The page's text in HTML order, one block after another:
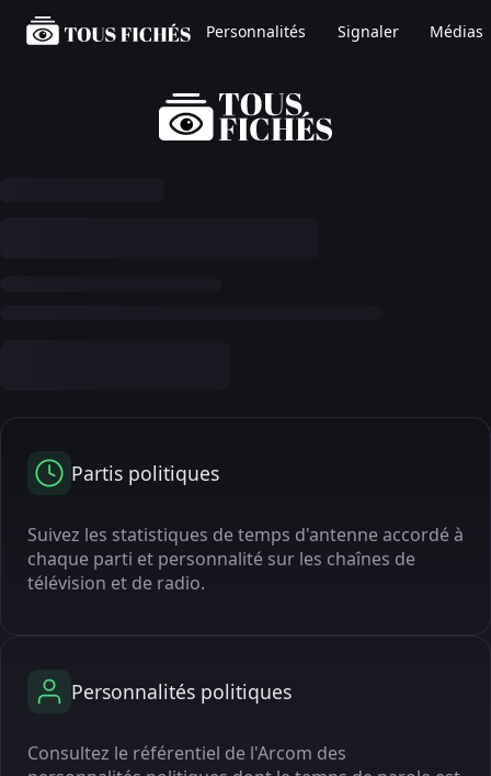
Personnalités Signaler Médias
Partis politiques
Suivez les statistiques de temps d'antenne accordé à
chaque parti et personnalité sur les chaînes de
télévision et de radio.
Personnalités politiques
Consultez le référentiel de l'Arcom des